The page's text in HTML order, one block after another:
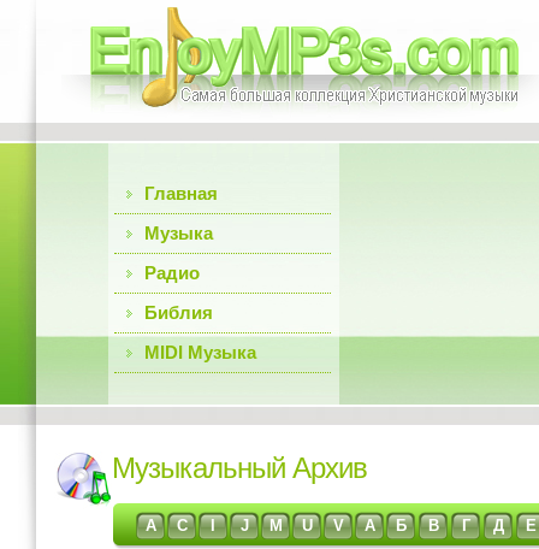
Главная
Музыка
Радио
Библия
MIDI Музыка
Музыкальный Архив
A C I J M U V А Б В Г Д Е